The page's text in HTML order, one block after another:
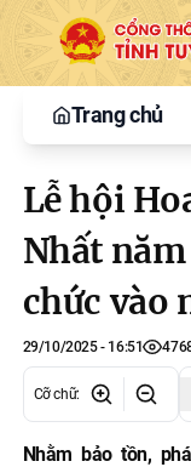
Trang chủ
Lễ hội
Nhất
chức vào
29/10/2025 - 16:51
Cỡ chữ:
Nhằm bảo tồn,